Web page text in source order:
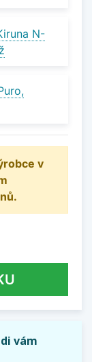
N-
v
vám